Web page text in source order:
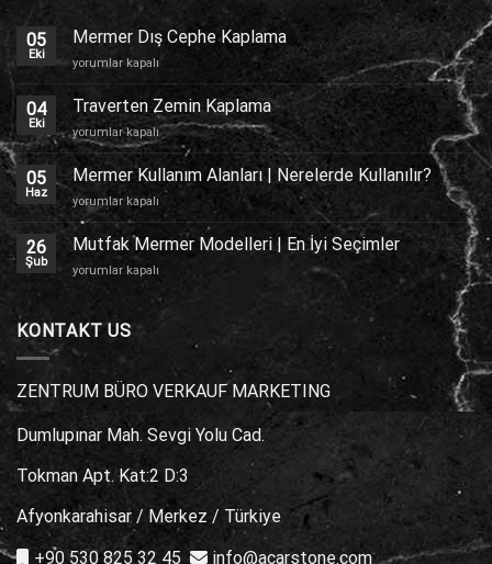
05
Eki
Mermer Dış Cephe Kaplama
Mermer
Dış
Cephe
Kaplama
için
yorumlar kapalı
04
Eki
Traverten Zemin Kaplama
Traverten
Zemin
Kaplama
için
yorumlar kapalı
05
Haz
Mermer Kullanım Alanları | Nerelerde Kullanılır?
Mermer
Kullanım
Alanları
Nerelerde
yorumlar kapalı
26
Şub
Mutfak Mermer Modelleri | En İyi Seçimler
Mutfak
Mermer
|
Seçimler
için
yorumlar kapalı
KONTAKT US
ZENTRUM BÜRO VERKAUF MARKETING
Dumlupınar Mah. Sevgi Yolu Cad.
Tokman Apt. Kat:2 D:3
Afyonkarahisar / Merkez / Türkiye
+90 530 825 32 45
info@acarstone.com